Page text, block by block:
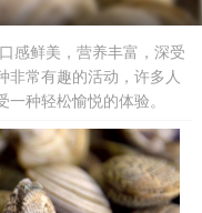
感鲜美，营养丰富，深受
非常有趣的活动，许多人
种轻松愉悦的体验。